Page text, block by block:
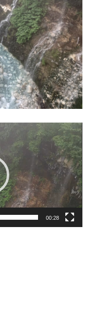
00:28